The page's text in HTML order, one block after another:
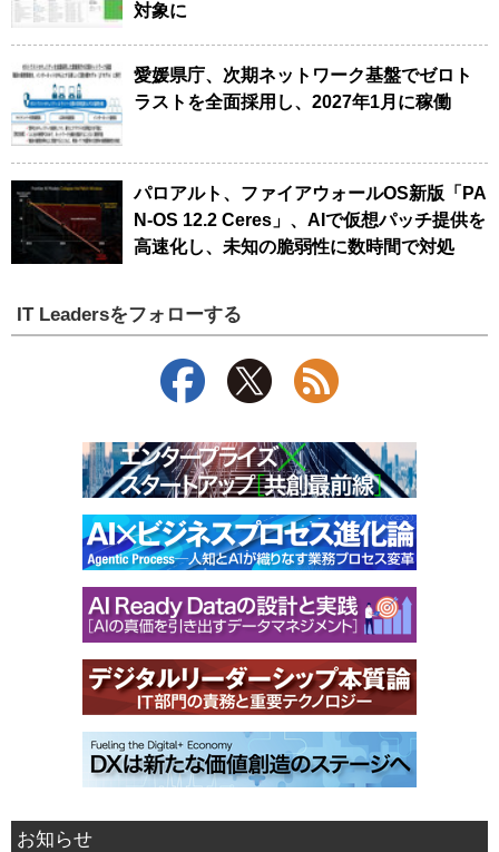
対象に
愛媛県庁、次期ネットワーク基盤でゼロト
ラストを全面採用し、2027年1月に稼働
パロアルト、ファイアウォールOS新版「PA
N-OS 12.2 Ceres」、AIで仮想パッチ提供を
高速化し、未知の脆弱性に数時間で対処
IT Leadersをフォローする
お知らせ